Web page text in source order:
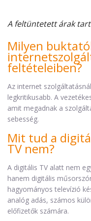
A feltüntetett árak
Milyen
feltételeiben?
Az internet
legkritikusabb. A
amit megadnak a
sebesség.
Mit tud a
TV nem?
A digitális TV alatt nem
hanem digitális
hagyományos televízió
analóg adás, számos
előfizetők számára.